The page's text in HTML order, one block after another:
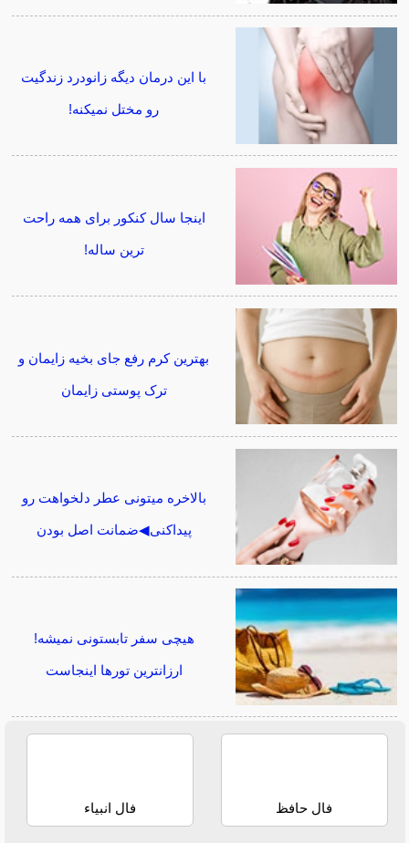
با این درمان دیگه زانودرد زندگیت
رو مختل نمیکنه!
اینجا سال کنکور برای همه راحت
ترین ساله!
بهترین کرم رفع جای بخیه زایمان و
ترک پوستی زایمان
بالاخره میتونی عطر دلخواهت رو
پیداکنی◀ضمانت اصل بودن
هیچی سفر تابستونی نمیشه!
ارزانترین تورها اینجاست
فال حافظ فال انبیاء